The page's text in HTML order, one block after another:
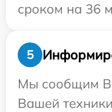
сроком на 36
5
Мы сообщим
Вашей